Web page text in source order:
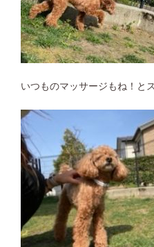
いつものマッサージもね！と